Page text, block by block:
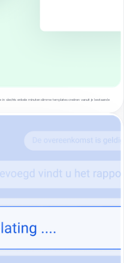
slechts enkele minuten slimme templates creëren vanuit je bestaande